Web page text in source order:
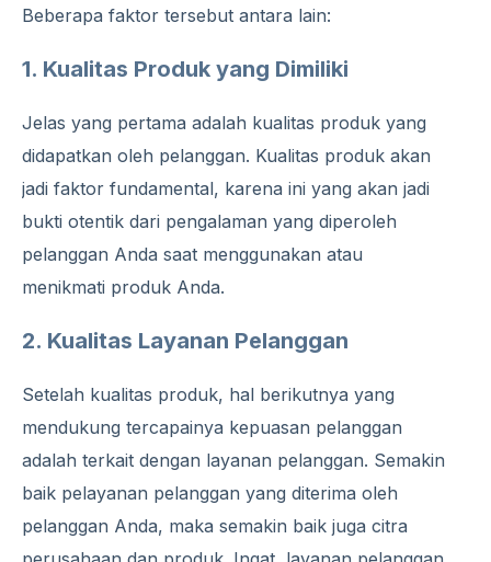
Beberapa faktor tersebut antara lain:
1. Kualitas Produk yang Dimiliki
Jelas yang pertama adalah kualitas produk yang
didapatkan oleh pelanggan. Kualitas produk akan
jadi faktor fundamental, karena ini yang akan jadi
bukti otentik dari pengalaman yang diperoleh
pelanggan Anda saat menggunakan atau
menikmati produk Anda.
2. Kualitas Layanan Pelanggan
Setelah kualitas produk, hal berikutnya yang
mendukung tercapainya kepuasan pelanggan
adalah terkait dengan layanan pelanggan. Semakin
baik pelayanan pelanggan yang diterima oleh
pelanggan Anda, maka semakin baik juga citra